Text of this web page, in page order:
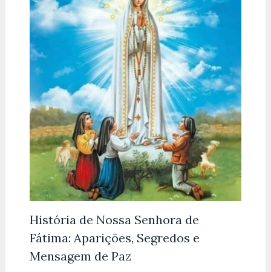
História de Nossa Senhora de
Fátima: Aparições, Segredos e
Mensagem de Paz